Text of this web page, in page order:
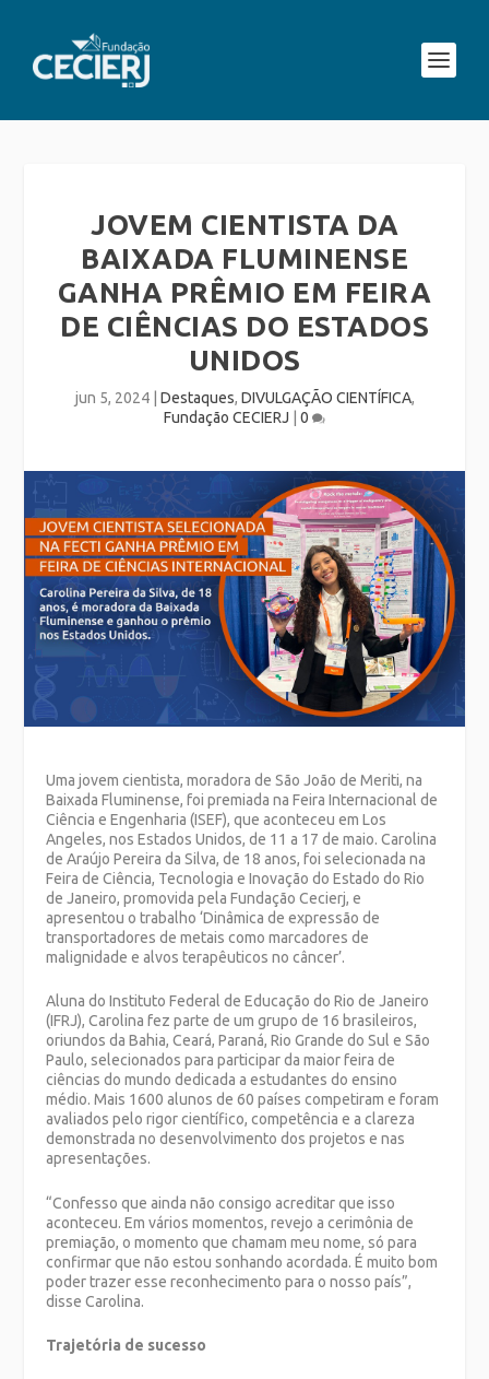
JOVEM CIENTISTA DA
BAIXADA FLUMINENSE
GANHA PRÊMIO EM FEIRA
DE CIÊNCIAS DO ESTADOS
UNIDOS
jun 5, 2024| Destaques, DIVULGAÇÃO CIENTÍFICA,
Fundação CECIERJ
0
Uma jovem cientista, moradora de São João de Meriti, na
Baixada Fluminense, foi premiada na Feira Internacional de
Ciência e Engenharia (ISEF), que aconteceu em Los
Angeles, nos Estados Unidos, de 11 a 17 de maio. Carolina
de Araújo Pereira da Silva, de 18 anos, foi selecionada na
Feira de Ciência, Tecnologia e Inovação do Estado do Rio
de Janeiro, promovida pela Fundação Cecierj, e
apresentou o trabalho ‘Dinâmica de expressão de
transportadores de metais como marcadores de
malignidade e alvos terapêuticos no câncer’.
Aluna do Instituto Federal de Educação do Rio de Janeiro
(IFRJ), Carolina fez parte de um grupo de 16 brasileiros,
oriundos da Bahia, Ceará, Paraná, Rio Grande do Sul e São
Paulo, selecionados para participar da maior feira de
ciências do mundo dedicada a estudantes do ensino
médio. Mais 1600 alunos de 60 países competiram e foram
avaliados pelo rigor científico, competência e a clareza
demonstrada no desenvolvimento dos projetos e nas
apresentações.
“Confesso que ainda não consigo acreditar que isso
aconteceu. Em vários momentos, revejo a cerimônia de
premiação, o momento que chamam meu nome, só para
confirmar que não estou sonhando acordada. É muito bom
poder trazer esse reconhecimento para o nosso país”,
disse Carolina.
Trajetória de sucesso